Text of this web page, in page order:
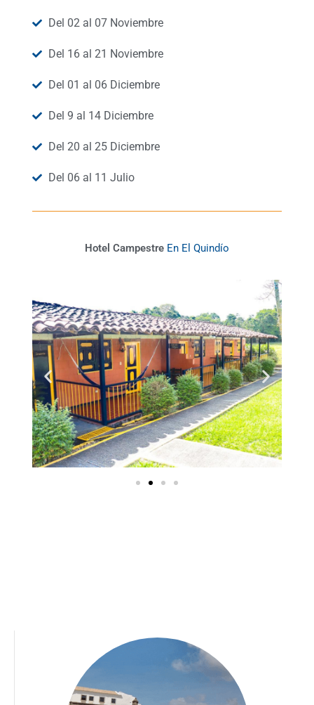
Del 02 al 07 Noviembre
Del 16 al 21 Noviembre
Del 01 al 06 Diciembre
Del 9 al 14 Diciembre
Del 20 al 25 Diciembre
Del 06 al 11 Julio
Hotel Campestre En E Quindío